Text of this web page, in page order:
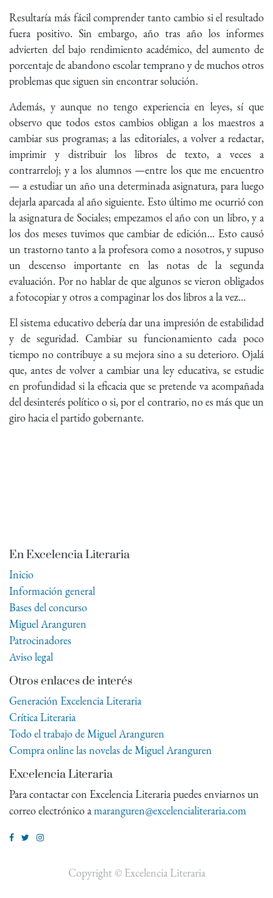
Resultaría más fácil comprender tanto cambio si el resultado
fuera positivo. Sin embargo, año tras año los informes
advierten del bajo rendimiento académico, del aumento de
porcentaje de abandono escolar temprano y de muchos otros
problemas que siguen sin encontrar solución.
Además, y aunque no tengo experiencia en leyes, sí que
observo que todos estos cambios obligan a los maestros a
cambiar sus programas; a las editoriales, a volver a redactar,
imprimir y distribuir los libros de texto, a veces a
contrarreloj; y a los alumnos —entre los que me encuentro
— a estudiar un año una determinada asignatura, para luego
dejarla aparcada al año siguiente. Esto último me ocurrió con
la asignatura de Sociales; empezamos el año con un libro, y a
los dos meses tuvimos que cambiar de edición… Esto causó
un trastorno tanto a la profesora como a nosotros, y supuso
un descenso importante en las notas de la segunda
evaluación. Por no hablar de que algunos se vieron obligados
a fotocopiar y otros a compaginar los dos libros a la vez…
El sistema educativo debería dar una impresión de estabilidad
y de seguridad. Cambiar su funcionamiento cada poco
tiempo no contribuye a su mejora sino a su deterioro. Ojalá
que, antes de volver a cambiar una ley educativa, se estudie
en profundidad si la eficacia que se pretende va acompañada
del desinterés político o si, por el contrario, no es más que un
giro hacia el partido gobernante.
En Excelencia Literaria
Inicio
Información general
Bases del concurso
Miguel Aranguren
Patrocinadores
Aviso legal
Otros enlaces de interés
Generación Excelencia Literaria
Crítica Literaria
Todo el trabajo de Miguel Aranguren
Compra online las novelas de Miguel Aranguren
Excelencia Literaria
Para contactar con Excelencia Literaria puedes enviarnos un
correo electrónico amaranguren@excelencialiteraria.com
Copyright © Excelencia Literaria